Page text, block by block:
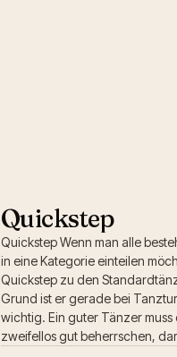
Quickstep
Quickstep Wenn man alle
in eine Kategorie einteilen
Quickstep zu den
Grund ist er gerade bei
wichtig. Ein guter Tänzer muss
zweifellos gut beherrschen,